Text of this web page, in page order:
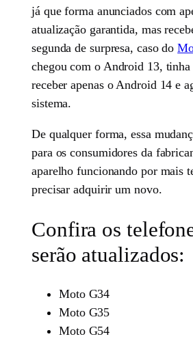
já que forma anunciados com
atualização garantida, mas
segunda de surpresa, caso do
chegou com o Android 13, tinha
receber apenas o Android 14 e
sistema.
De qualquer forma, essa
para os consumidores da
aparelho funcionando por mais
precisar adquirir um novo.
Confira os
serão atualizados:
Moto G34
Moto G35
Moto G54